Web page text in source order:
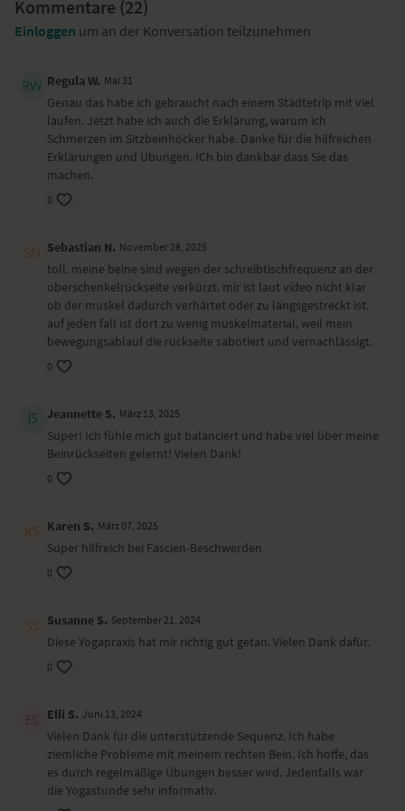
Besondere Hilfsmittel
Du benötigst ein Handtuch und einen Yogagurt für diese Praxis.
Yoga-Übungen (Asanas)
Kreisen der Schultern im Sitz
Ausstreichen der Faszien an den Beinen
Mobilisierung der Hüfte in der tiefen Hocke
Federnde Bewegungen in der stehenden Vorbeuge und im
aufrechten Stand
Holz hacken
Sonnengruß – Surya Namaskar
stehende Vorbeuge – Uttanasana
Kniebeugen
gedrehtes Dreieck – Parivrtta Trikonasana
stehende gegrätschte Vorbeuge – Prasarita Padottanasana
Rotation der Hüfte in einer Variante der tiefen Hocke
dynamisches Skandasana
Wechsel zwischen Bauchlage und halbem Schmetterling
dynamische Schulterbrücke – Setu Bandha Sarvangasana
Variante Supta Padangusthasana
Shavasana
Wirkung und Vorteile der Yoga-Übungs-Sequenz
Sitzbeinhöcker entgegen.
Ort und Ausstattung
ist es möglich, dass die Video- oder Tonqualität nicht der gewohnten
YogaEasy-Qualität entspricht.
Kommentare (22)
Einloggen um an der Konversation teilzunehmen
Regula W. Mai 31
Genau das habe ich gebraucht nach einem Städtetrip mit viel
laufen. Jetzt habe ich auch die Erklärung, warum ich
Schmerzen im Sitzbeinhöcker habe. Danke für die hilfreichen
Erklärungen und Übungen. ICh bin dankbar dass Sie das
machen.
0
Sebastian N. November 28, 2025
toll. meine beine sind wegen der schreibtischfrequenz an der
oberschenkelrückseite verkürzt. mir ist laut video nicht klar
ob der muskel dadurch verhärtet oder zu längsgestreckt ist.
auf jeden fall ist dort zu wenig muskelmaterial, weil mein
bewegungsablauf die rückseite sabotiert und vernachlässigt.
0
Jeannette S. März 13, 2025
Super! Ich fühle mich gut balanciert und habe viel über meine
Beinrückseiten gelernt! Vielen Dank!
0
Karen S. März 07, 2025
Super hilfreich bei Fascien-Beschwerden
0
Susanne S. September 21, 2024
Diese Yogapraxis hat mir richtig gut getan. Vielen Dank dafür.
0
Elli S. Juni 13, 2024
Vielen Dank für die unterstützende Sequenz. Ich habe
ziemliche Probleme mit meinem rechten Bein. Ich hoffe, das
es durch regelmäßige Übungen besser wird. Jedenfalls war
die Yogastunde sehr informativ.